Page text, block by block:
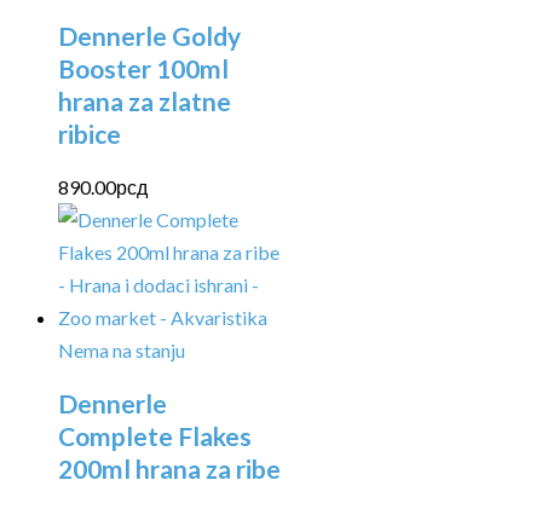
Dennerle Goldy
Booster 100ml
hrana za zlatne
ribice
890.00рсд
Nema na stanju
Dennerle
Complete Flakes
200ml hrana za ribe